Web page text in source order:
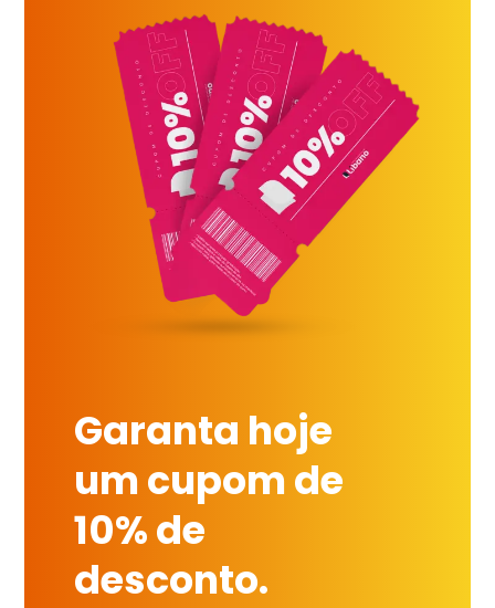
Garanta hoje
um cupom de
10% de
desconto.